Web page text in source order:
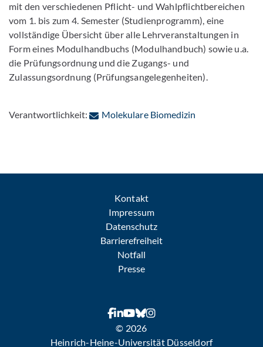
mit den verschiedenen Pflicht- und Wahlpflichtbereichen
vom 1. bis zum 4. Semester (Studienprogramm), eine
vollständige Übersicht über alle Lehrveranstaltungen in
Form eines Modulhandbuchs (Modulhandbuch) sowie u.a.
die Prüfungsordnung und die Zugangs- und
Zulassungsordnung (Prüfungsangelegenheiten).
Verantwortlichkeit: Molekulare Biomedizin: Per E-Mail
Kontakt
Impressum
Datenschutz
Barrierefreiheit
Notfall
Presse
© 2026
Heinrich-Heine-Universität Düsseldorf